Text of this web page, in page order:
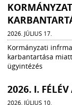
2026. JÚLIUS 17.
Kormányzati
karbantartása
ügyintézés
2026. I. FÉLÉV
2026. JÚLIUS 10.